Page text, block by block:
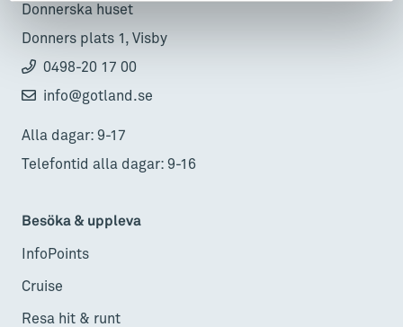
Donnerska huset
Donners plats 1, Visby
0498-20 17 00
info@gotland.se
Alla dagar: 9-17
Telefontid alla dagar: 9-16
Besöka & uppleva
InfoPoints
Cruise
Resa hit & runt